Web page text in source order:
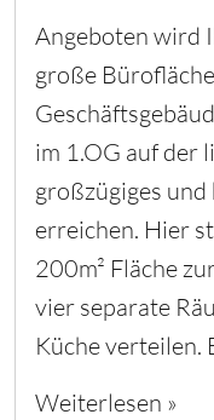
Angeboten wird
große
im 1.OG auf der
großzügiges und
erreichen. Hier
200m² Fläche
vier separate
Küche verteilen.
Weiterlesen »